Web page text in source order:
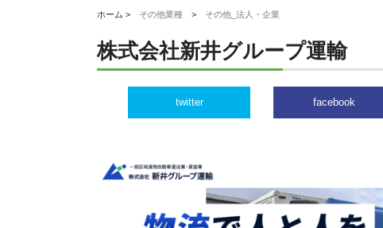
ホーム > その他業種 > その他_法人・企業
株式会社新井グループ運輸
twitter facebook